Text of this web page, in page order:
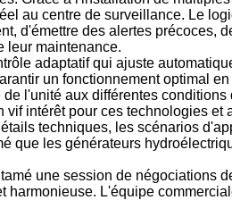
au centre de surveillance. Le
d'émettre des alertes
leur maintenance.
adaptatif qui ajuste
un fonctionnement optimal
l'unité aux différentes
intérêt pour ces technologies
techniques, les scénarios
que les générateurs
une session de négociations
L'équipe